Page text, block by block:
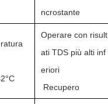
ncrostante
Operare con risult
ati TDS più alti inf
eriori
Recupero